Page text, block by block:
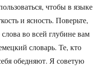
чтобы в языке
и ясность. Поверьте,
во всей глубине вам
словарь. Те, кто
обедняют. Я советую